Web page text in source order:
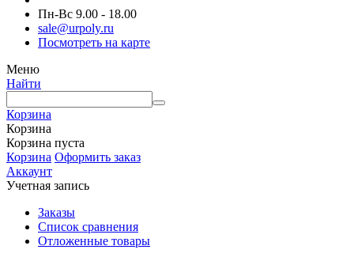
Пн-Вс 9.00 - 18.00
sale@urpoly.ru
Посмотреть на карте
Меню
Найти
Корзина
Корзина
Корзина пуста
Корзина Оформить заказ
Аккаунт
Учетная запись
Заказы
Список сравнения
Отложенные товары